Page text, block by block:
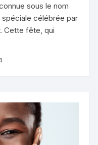
sous le nom
spéciale célébrée par
Cette fête, qui